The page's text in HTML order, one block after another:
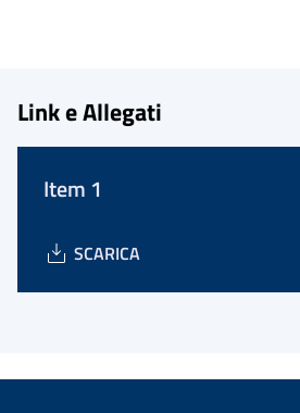
Link e Allegati
Item 1
SCARICA